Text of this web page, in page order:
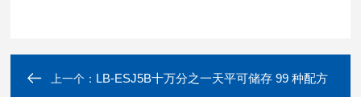
上一个： LB-ESJ5B十万分之一天平可储存 99 种配方